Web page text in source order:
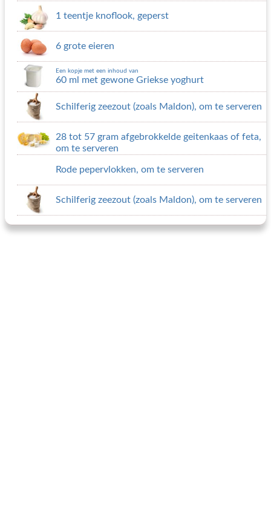
1 teentje knoflook, geperst
6 grote eieren
Een kopje met een inhoud van
60 ml met gewone Griekse yoghurt
Schilferig zeezout (zoals Maldon), om te serveren
28 tot 57 gram afgebrokkelde geitenkaas of feta,
om te serveren
Rode pepervlokken, om te serveren
Schilferig zeezout (zoals Maldon), om te serveren